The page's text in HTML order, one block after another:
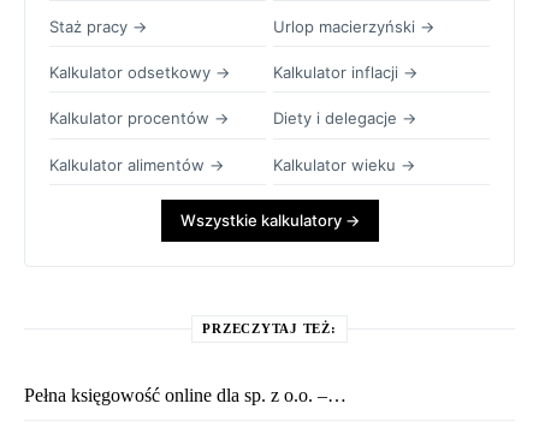
Staż pracy → Urlop macierzyński →
Kalkulator odsetkowy → Kalkulator inflacji →
Kalkulator procentów → Diety i delegacje →
Kalkulator alimentów → Kalkulator wieku →
Wszystkie kalkulatory →
PRZECZYTAJ TEŻ:
Pełna księgowość online dla sp. z o.o. –…